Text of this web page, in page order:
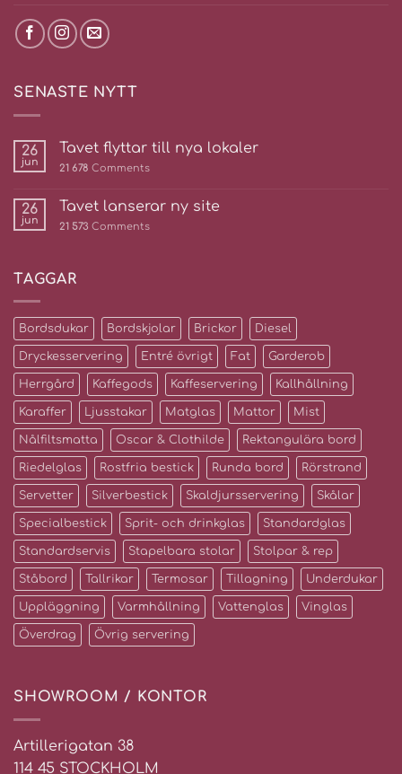
SENASTE NYTT
26
jun
Tavet flyttar till nya lokaler
21 678 Comments
26
jun
Tavet lanserar ny site
21 573 Comments
TAGGAR
Bordsdukar Bordskjolar Brickor Diesel
Dryckesservering Entré övrigt Fat Garderob
Herrgård Kaffegods Kaffeservering Kallhållning
Karaffer Ljusstakar Matglas Mattor Mist
Nålfiltsmatta Oscar & Clothilde Rektangulära bord
Riedelglas Rostfria bestick Runda bord Rörstrand
Servetter Silverbestick Skaldjursservering Skålar
Specialbestick Sprit- och drinkglas Standardglas
Standardservis Stapelbara stolar Stolpar & rep
Ståbord Tallrikar Termosar Tillagning Underdukar
Uppläggning Varmhållning Vattenglas Vinglas
Överdrag Övrig servering
SHOWROOM / KONTOR
Artillerigatan 38
114 45 STOCKHOLM